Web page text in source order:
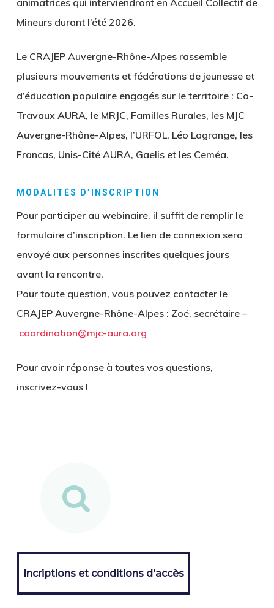
animatrices qui interviendront en Accueil Collectif de
Mineurs durant l’été 2026.
Le CRAJEP Auvergne-Rhône-Alpes rassemble
plusieurs mouvements et fédérations de jeunesse et
d’éducation populaire engagés sur le territoire : Co-
Travaux AURA, le MRJC, Familles Rurales, les MJC
Auvergne-Rhône-Alpes, l’URFOL, Léo Lagrange, les
Francas, Unis-Cité AURA, Gaelis et les Ceméa.
MODALITÉS D’INSCRIPTION
Pour participer au webinaire, il suffit de remplir le
formulaire d’inscription. Le lien de connexion sera
envoyé aux personnes inscrites quelques jours
avant la rencontre.
Pour toute question, vous pouvez contacter le
CRAJEP Auvergne-Rhône-Alpes : Zoé, secrétaire –
coordination@mjc-aura.org
Pour avoir réponse à toutes vos questions,
inscrivez-vous !
Incriptions et conditions d'accès
Incriptions et conditions d'accès